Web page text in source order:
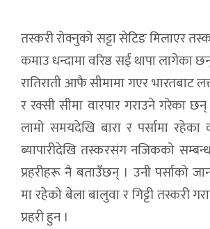
तस्करी रोक्नुको सट्टा सेटिङ मिलाएर
कमाउ धन्दामा वरिष्ठ सई थापा लागेका
रातिराती आफै सीमामा गएर भारतबाट
र रक्सी सीमा वारपार गराउने गरेका छन्
लामो समयदेखि बारा र पर्सामा
ब्यापारीदेखि तस्करसंग नजिकको
प्रहरीहरू नै बताउँछन् । उनी पर्साको
मा रहेको बेला बालुवा र गिट्टी तस्करी
प्रहरी हुन ।